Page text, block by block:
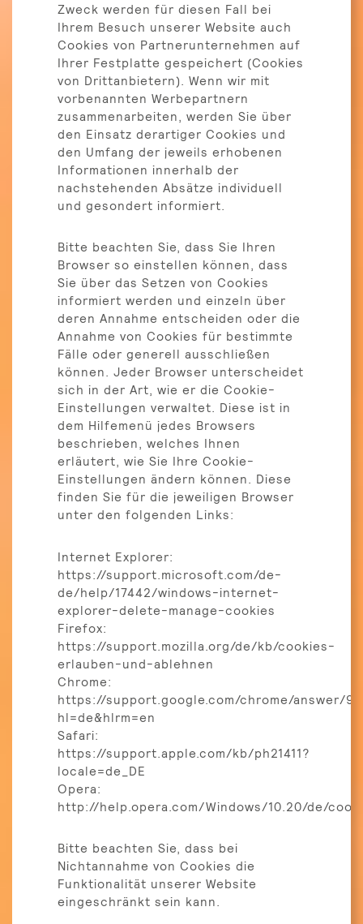
Zweck werden für diesen Fall bei
Ihrem Besuch unserer Website auch
Cookies von Partnerunternehmen auf
Ihrer Festplatte gespeichert (Cookies
von Drittanbietern). Wenn wir mit
vorbenannten Werbepartnern
zusammenarbeiten, werden Sie über
den Einsatz derartiger Cookies und
den Umfang der jeweils erhobenen
Informationen innerhalb der
nachstehenden Absätze individuell
und gesondert informiert.
Bitte beachten Sie, dass Sie Ihren
Browser so einstellen können, dass
Sie über das Setzen von Cookies
informiert werden und einzeln über
deren Annahme entscheiden oder die
Annahme von Cookies für bestimmte
Fälle oder generell ausschließen
können. Jeder Browser unterscheidet
sich in der Art, wie er die Cookie-
Einstellungen verwaltet. Diese ist in
dem Hilfemenü jedes Browsers
beschrieben, welches Ihnen
erläutert, wie Sie Ihre Cookie-
Einstellungen ändern können. Diese
finden Sie für die jeweiligen Browser
unter den folgenden Links:
Internet Explorer:
https://support.microsoft.com/de-
de/help/17442/windows-internet-
explorer-delete-manage-cookies
Firefox:
https://support.mozilla.org/de/kb/cookies-
erlauben-und-ablehnen
Chrome:
https://support.google.com/chrome/answer/
hl=de&hlrm=en
Safari:
https://support.apple.com/kb/ph21411?
locale=de_DE
Opera:
http://help.opera.com/Windows/10.20/de/
Bitte beachten Sie, dass bei
Nichtannahme von Cookies die
Funktionalität unserer Website
eingeschränkt sein kann.